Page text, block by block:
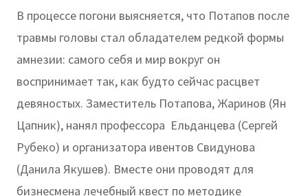
В процессе погони выясняется, что Потапов после
травмы головы стал обладателем редкой формы
амнезии: самого себя и мир вокруг он
воспринимает так, как будто сейчас расцвет
девяностых. Заместитель Потапова, Жаринов (Ян
Цапник), нанял профессора Ельданцева (Сергей
Рубеко) и организатора ивентов Свидунова
(Данила Якушев). Вместе они проводят для
бизнесмена лечебный квест по методике